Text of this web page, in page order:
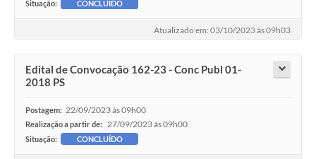
Situação: CONCLUÍDO
Atualizado em: 03/10/2023 às 09h03
Edital de Convocação 162-23 - Conc Publ 01-
2018 PS
Postagem: 22/09/2023 às 09h00
Realização a partir de: 27/09/2023 às 09h00
Situação: CONCLUÍDO